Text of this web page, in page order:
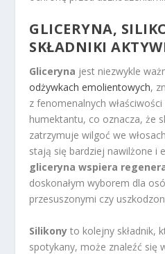
GLICERYNA,
SKŁADNIKI
Gliceryna jest niezwykle
odżywkach emolientowych,
z fenomenalnych
humektantu, co oznacza, że
zatrzymuje wilgoć we
stają się bardziej nawilżone i
gliceryna wspiera
doskonałym wyborem dla
przesuszonymi czy
Silikony to kolejny składnik,
spotykany, może znaleźć się